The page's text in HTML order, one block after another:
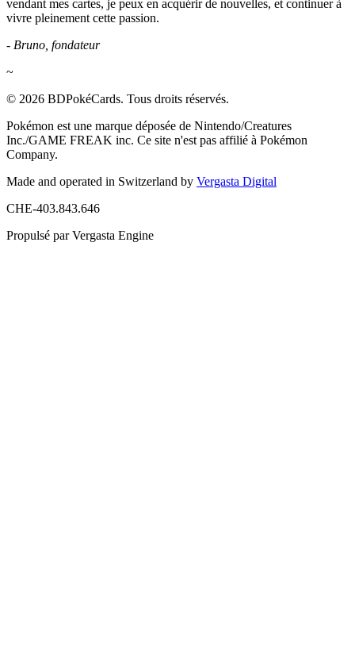
vendant mes cartes, je peux en acquérir de nouvelles, et continuer à
vivre pleinement cette passion.
- Bruno, fondateur
~
© 2026 BDPokéCards. Tous droits réservés.
Pokémon est une marque déposée de Nintendo/Creatures
Inc./GAME FREAK inc. Ce site n'est pas affilié à Pokémon
Company.
Made and operated in Switzerland by Vergasta Digital
CHE-403.843.646
Propulsé par Vergasta Engine